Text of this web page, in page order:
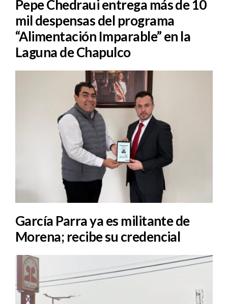
Pepe Chedraui entrega más de 10
mil despensas del programa
“Alimentación Imparable” en la
Laguna de Chapulco
García Parra ya es militante de
Morena; recibe su credencial